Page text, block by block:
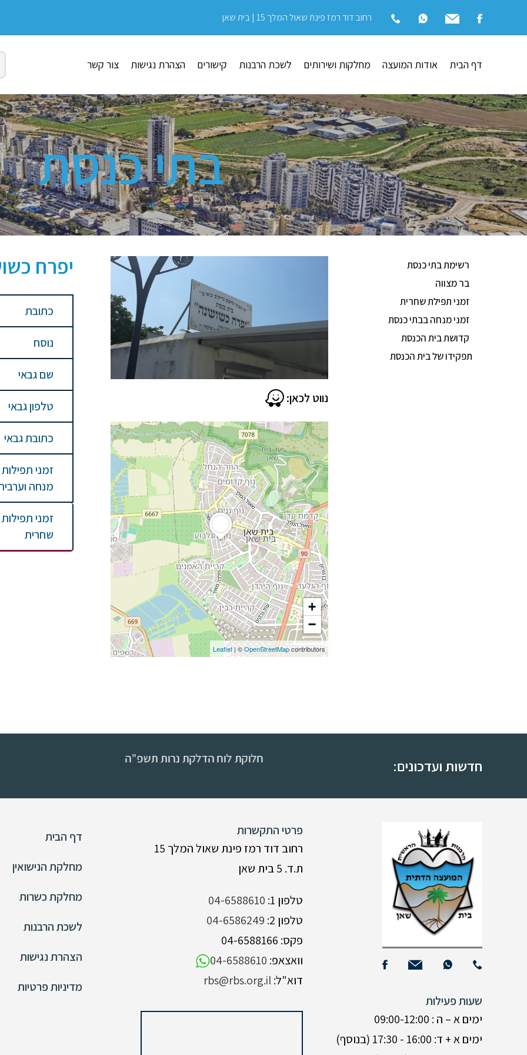
רחוב דוד רמז פינת שאול המלך 15 | בית שאן
דף הבית אודות המועצה מחלקות ושירותים לשכת הרבנות קישורים הצהרת נגישות צור קשר
בתי כנסת
רשימת בתי כנסת
בר מצווה
זמני תפילת שחרית
זמני מנחה בבתי כנסת
קדושת בית הכנסת
תפקידו של בית הכנסת
נווט לכאן:
+
−
Leaflet| ©OpenStreetMapcontributors
יפרח
כתובת
נוסח
שם גבאי
טלפון גבאי
כתובת גבאי
זמני תפילות
מנחה
זמני תפילות
שחרית
חדשות ועדכונים: חלוקת לוח הדלקת נרות תשפ"ה
דף הבית
מחלקת הנישואין
מחלקת כשרות
לשכת הרבנות
הצהרת נגישות
מדיניות פרטיות
פרטי התקשרות
רחוב דוד רמז פינת שאול המלך 15
ת.ד. 5 בית שאן
טלפון 1:
04-6588610
טלפון 2:
04-6586249
פקס: 04-6588166
וואצאפ: 04-6588610
דוא"ל:rbs@rbs.org.il
שעות פעילות
ימים א – ה : 09:00-12:00
ימים א + ד: 16:00 - 17:30 (בנוסף)